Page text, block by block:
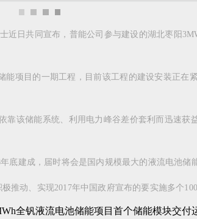
日共同宣布，普能公司参与建设的湖北枣阳
项目的一期工程，目前该工程的建设安装正在
储能系统、利用电力峰谷差价套利而迅速获
建成，届时将会是国内规模最大的液流电池储
动、实现2017年中国政府宣布的要实施多个